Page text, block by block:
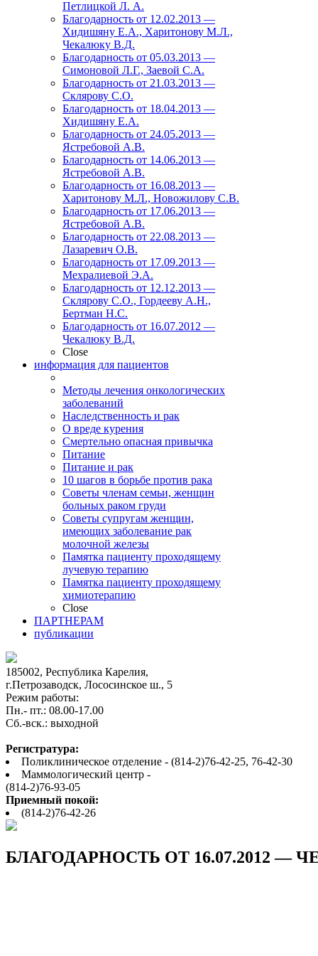
Петлицкой Л. А.
Благодарность от 12.02.2013 —
Хидишяну Е.А., Харитонову М.Л.,
Чекалюку В.Д.
Благодарность от 05.03.2013 —
Симоновой Л.Г., Заевой С.А.
Благодарность от 21.03.2013 —
Склярову С.О.
Благодарность от 18.04.2013 —
Хидишяну Е.А.
Благодарность от 24.05.2013 —
Ястребовой А.В.
Благодарность от 14.06.2013 —
Ястребовой А.В.
Благодарность от 16.08.2013 —
Харитонову М.Л., Новожилову С.В.
Благодарность от 17.06.2013 —
Ястребовой А.В.
Благодарность от 22.08.2013 —
Лазаревич О.В.
Благодарность от 17.09.2013 —
Мехралиевой Э.А.
Благодарность от 12.12.2013 —
Склярову С.О., Гордееву А.Н.,
Бертман Н.С.
Благодарность от 16.07.2012 —
Чекалюку В.Д.
Close
информация для пациентов
Методы лечения онкологических
заболеваний
Наследственность и рак
О вреде курения
Смертельно опасная привычка
Питание
Питание и рак
10 шагов в борьбе против рака
Советы членам семьи, женщин
больных раком груди
Советы супругам женщин,
имеющих заболевание рак
молочной железы
Памятка пациенту проходящему
лучевую терапию
Памятка пациенту проходящему
химиотерапию
Close
ПАРТНЕРАМ
публикации
185002, Республика Карелия,
г.Петрозаводск, Лососинское ш., 5
Режим работы:
Пн.- пт.: 08.00-17.00
Cб.-вск.: выходной
Регистратура:
Поликлиническое отделение - (814-2)76-42-25, 76-42-30
Маммологический центр -
(814-2)76-93-05
Приемный покой:
(814-2)76-42-26
БЛАГОДАРНОСТЬ ОТ 16.07.2012 —